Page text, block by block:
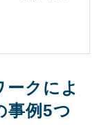
ークによ
事例5つ